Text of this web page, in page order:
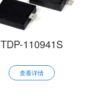
TDP-110941S
查看详情